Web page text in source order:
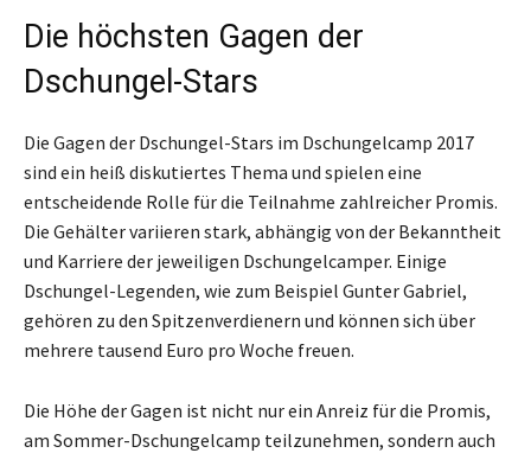
Die höchsten Gagen der
Dschungel-Stars
Die Gagen der Dschungel-Stars im Dschungelcamp 2017
sind ein heiß diskutiertes Thema und spielen eine
entscheidende Rolle für die Teilnahme zahlreicher Promis.
Die Gehälter variieren stark, abhängig von der Bekanntheit
und Karriere der jeweiligen Dschungelcamper. Einige
Dschungel-Legenden, wie zum Beispiel Gunter Gabriel,
gehören zu den Spitzenverdienern und können sich über
mehrere tausend Euro pro Woche freuen.
Die Höhe der Gagen ist nicht nur ein Anreiz für die Promis,
am Sommer-Dschungelcamp teilzunehmen, sondern auch